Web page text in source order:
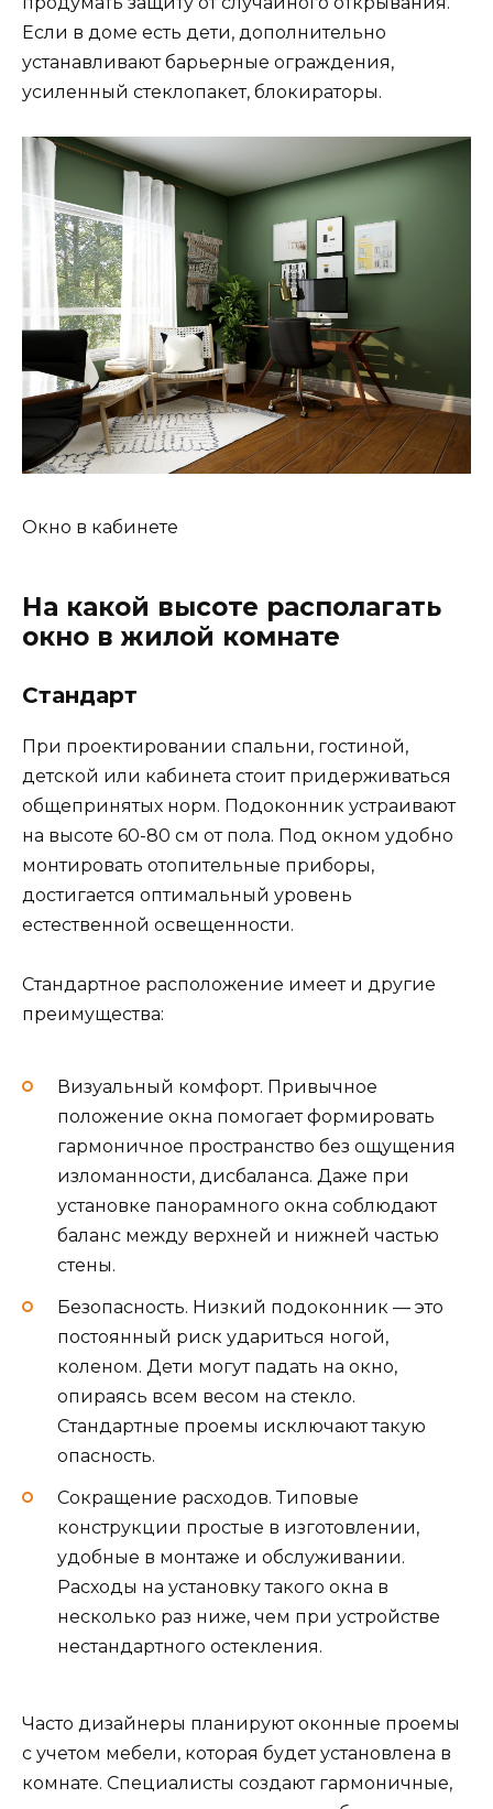
Если в доме есть дети, дополнительно
устанавливают барьерные ограждения,
усиленный стеклопакет, блокираторы.
Окно в кабинете
На какой высоте располагать
окно в жилой комнате
Стандарт
При проектировании спальни, гостиной,
детской или кабинета стоит придерживаться
общепринятых норм. Подоконник устраивают
на высоте 60-80 см от пола. Под окном удобно
монтировать отопительные приборы,
достигается оптимальный уровень
естественной освещенности.
Стандартное расположение имеет и другие
преимущества:
Визуальный комфорт. Привычное
положение окна помогает формировать
гармоничное пространство без ощущения
изломанности, дисбаланса. Даже при
установке панорамного окна соблюдают
баланс между верхней и нижней частью
стены.
Безопасность. Низкий подоконник — это
постоянный риск удариться ногой,
коленом. Дети могут падать на окно,
опираясь всем весом на стекло.
Стандартные проемы исключают такую
опасность.
Сокращение расходов. Типовые
конструкции простые в изготовлении,
удобные в монтаже и обслуживании.
Расходы на установку такого окна в
несколько раз ниже, чем при устройстве
нестандартного остекления.
Часто дизайнеры планируют оконные проемы
с учетом мебели, которая будет установлена в
комнате. Специалисты создают гармоничные,